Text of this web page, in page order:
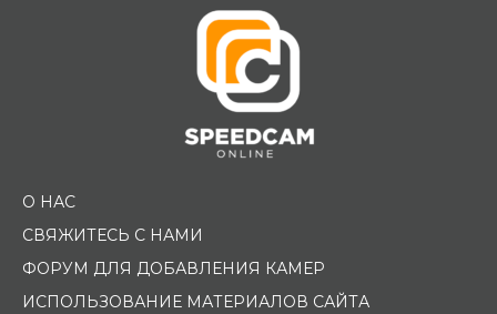
О НАС
СВЯЖИТЕСЬ С НАМИ
ФОРУМ ДЛЯ ДОБАВЛЕНИЯ КАМЕР
ИСПОЛЬЗОВАНИЕ МАТЕРИАЛОВ САЙТА